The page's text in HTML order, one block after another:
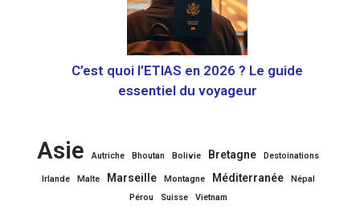
C’est quoi l’ETIAS en 2026 ? Le guide
essentiel du voyageur
Asie Autriche Bhoutan Bolivie Bretagne Destoinations
Irlande Malte Marseille Montagne Méditerranée
Népal
Pérou
Suisse Vietnam